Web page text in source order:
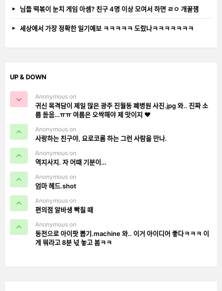
님들 떡볶이 눈치 게임 아셈? 친구 4명 이상 모여서 하면 ㄹㅇ 개꿀잼
세상에서 가장 정확한 일기예보 ㅋㅋㅋㅋㅋ 도랐나ㅋㅋㅋㅋㅋㅋㅋ
UP & DOWN
Anonymous on
귀신 목격담이 제일 많은 광주 진월동 폐병원 사진.jpg 와.. 진짜 소
름 돋음…ㅠㅠ 여름은 오싹해야 제 맛이지 ❤️
Anonymous on
사랑하는 친구야, 요로코롬 하는 그런 사람을 만나.
Anonymous on
역지사지. 자 어때 기분이…
Anonymous on
엄마 헤드.shot
Anonymous on
편의점 알바생 빡칠 때
Anonymous on
동전으로 아이팟 뽑기.machine 와.. 이거 아이디어 좋다ㅋㅋㅋ 이
게 뭐라고 8분 넋 놓고 봄ㅋㅋ